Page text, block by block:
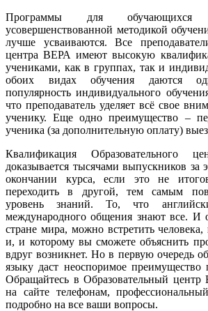
Программы для обучающихся
усовершенствованной методикой
лучше усваиваются. Все
центра ВЕРА имеют высокую
учениками, как в группах, так и
обоих видах обучения даются
популярность индивидуального
что преподаватель уделяет всё свое
ученику. Еще одно преимущество –
ученика (за дополнительную оплату)
Квалификация Образовательного
доказывается тысячами выпускников
окончании курса, если это не
переходить в другой, тем самым
уровень знаний. То, что
международного общения знают все. И
стране мира, можно встретить
и, и которому вы сможете объяснить
вдруг возникнет. Но в первую очередь
языку даст неоспоримое
Обращайтесь в Образовательный
на сайте телефонам,
подробно на все ваши вопросы.